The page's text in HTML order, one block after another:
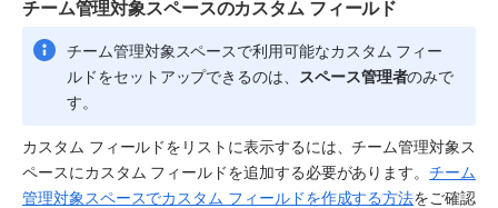
チーム管理対象スペースのカスタム フィールド
チーム管理対象 スペースで利用可能なカスタム フィー
ルドをセットアップできるのは、
スペース管理者のみで
す。
カスタム フィールドをリストに表示するには、チーム管理対象 ス
ペースにカスタム フィールドを追加する必要があります。チーム
管理対象スペースでカスタム フィールドを作成する方法をご確認